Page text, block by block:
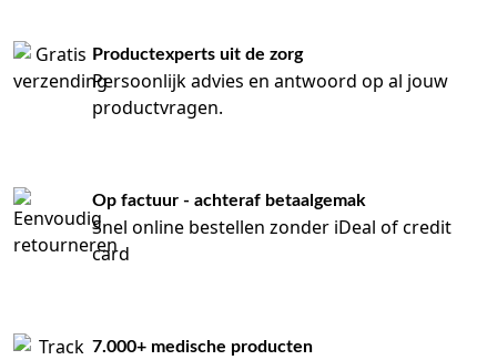
Productexperts uit de zorg
Persoonlijk advies en antwoord op al jouw
productvragen.
Op factuur - achteraf betaalgemak
Snel online bestellen zonder iDeal of credit
card
7.000+ medische producten